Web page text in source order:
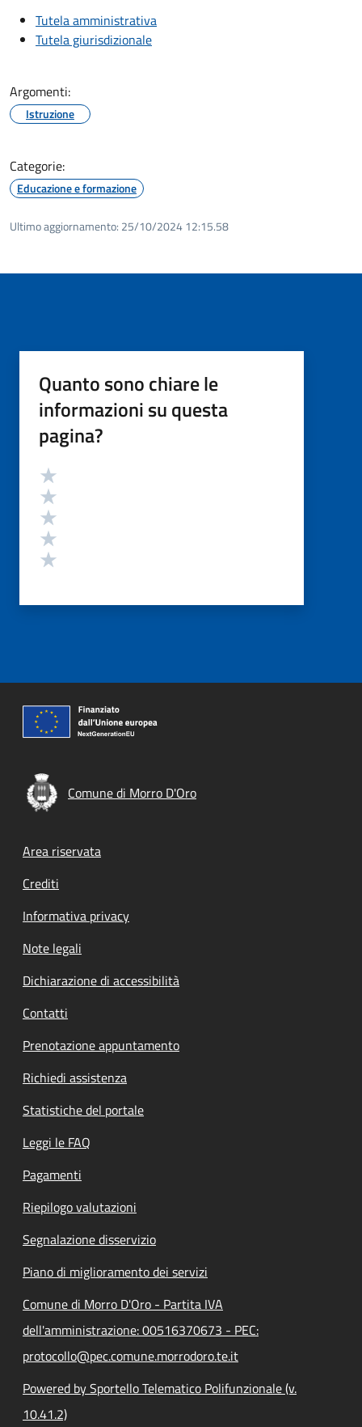
Tutela amministrativa
Tutela giurisdizionale
Argomenti:
Istruzione
Categorie:
Educazione e formazione
Ultimo aggiornamento: 25/10/2024 12:15.58
Quanto sono chiare le
informazioni su questa
pagina?
Valutazione
Comune di Morro D'Oro
Footer menu
Area riservata
Crediti
Informativa privacy
Note legali
Dichiarazione di accessibilità
Contatti
Prenotazione appuntamento
Richiedi assistenza
Statistiche del portale
Leggi le FAQ
Pagamenti
Riepilogo valutazioni
Segnalazione disservizio
Piano di miglioramento dei servizi
Comune di Morro D'Oro - Partita IVA
dell'amministrazione: 00516370673 - PEC:
protocollo@pec.comune.morrodoro.te.it
Powered by Sportello Telematico Polifunzionale (v.
10.41.2)